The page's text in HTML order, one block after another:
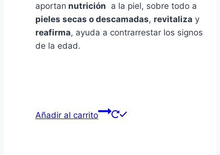
aportan nutrición a la piel, sobre todo a
pieles secas o descamadas, revitaliza y
reafirma, ayuda a contrarrestar los signos
de la edad.
Añadir al carrito